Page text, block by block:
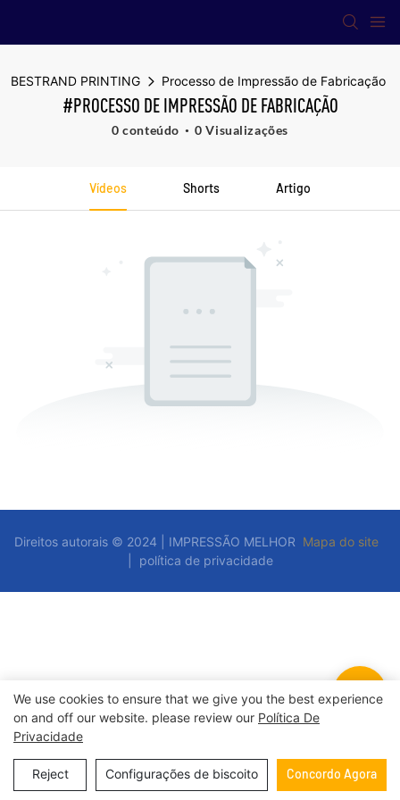
BESTRAND PRINTING Processo de Impressão de Fabricação
#PROCESSO DE IMPRESSÃO DE FABRICAÇÃO
0 conteúdo 0 Visualizações
Vídeos Shorts Artigo
Direitos autorais © 2024 | IMPRESSÃO MELHOR Mapa do site
política de privacidade
We use cookies to ensure that we give you the best experience
on and off our website. please review our Política De
Privacidade
Reject Configurações de biscoito Concordo Agora